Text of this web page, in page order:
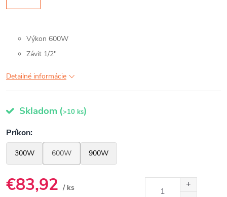
Výkon 600W
Závit 1/2"
Detailné informácie
Skladom (>10 ks)
€83,92 / ks